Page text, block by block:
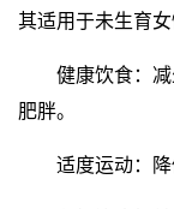
其适用于未生育女
健康饮食：减
肥胖。
适度运动：降